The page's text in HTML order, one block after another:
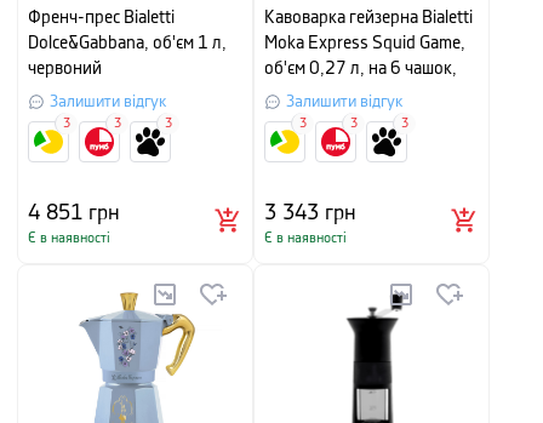
Френч-прес Bialetti
Dolce&Gabbana, об'єм 1 л,
червоний
Залишити відгук
4 851 грн
Є в наявності
3 3 3
Кавоварка гейзерна Bialetti
Moka Express Squid Game,
об'єм 0,27 л, на 6 чашок,
рожево-блакитний
Залишити відгук
3 343 грн
Є в наявності
3 3 3